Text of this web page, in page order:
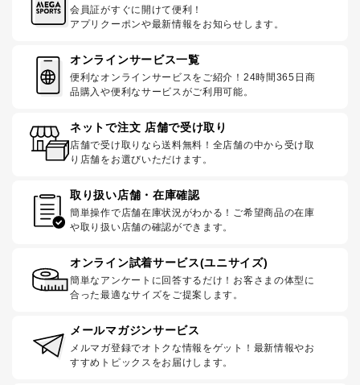
会員証がすぐに開けて便利！
アプリクーポンや最新情報をお知らせします。
オンラインサービス一覧
便利なオンラインサービスをご紹介！24時間365日商
品購入や便利なサービスがご利用可能。
ネットで注文 店舗で受け取り
店舗で受け取りなら送料無料！全店舗の中から受け取
り店舗をお選びいただけます。
取り扱い店舗・在庫確認
簡単操作で店舗在庫状況がわかる！ご希望商品の在庫
や取り扱い店舗の確認ができます。
オンライン試着サービス(ユニサイズ)
簡単なアンケートに回答するだけ！お客さまの体型に
合った最適なサイズをご提案します。
メールマガジンサービス
メルマガ登録でオトクな情報をゲット！最新情報やお
すすめトピックスをお届けします。